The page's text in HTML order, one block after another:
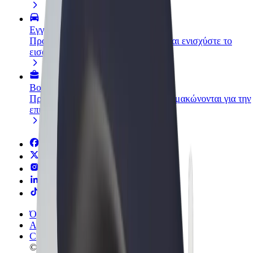
Εγγραφείτε ως ιδιοκτήτης στόλου
Προσθέστε το στόλο σας στο Bolt και ενισχύστε το
εισόδημά σας
Bolt for Business
Προϊόντα και υπηρεσίες Bolt που κλιμακώνονται για την
επιχείρησή σας
Όροι & Προϋποθέσεις
Απόρρητο
Cookies
© 2026 Bolt Technology OÜ